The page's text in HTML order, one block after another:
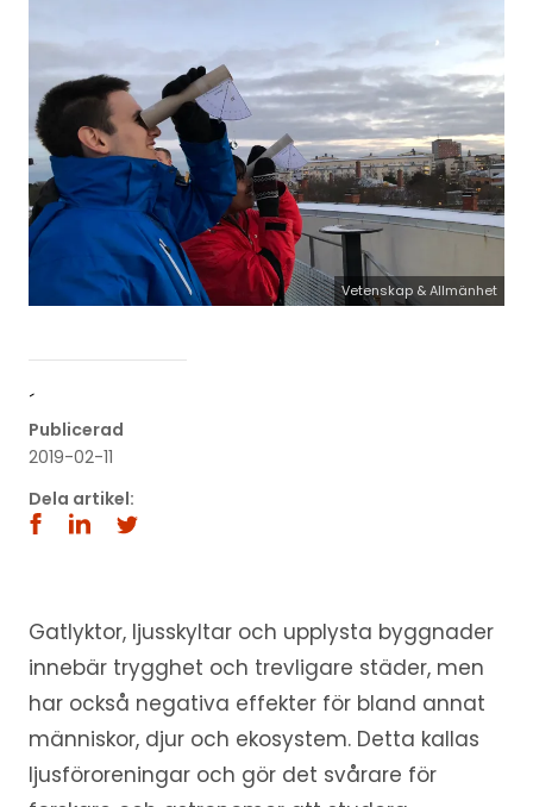
Vetenskap & Allmänhet
´
Publicerad
2019-02-11
Dela artikel:
Gatlyktor, ljusskyltar och upplysta byggnader
innebär trygghet och trevligare städer, men
har också negativa effekter för bland annat
människor, djur och ekosystem. Detta kallas
ljusföroreningar och gör det svårare för